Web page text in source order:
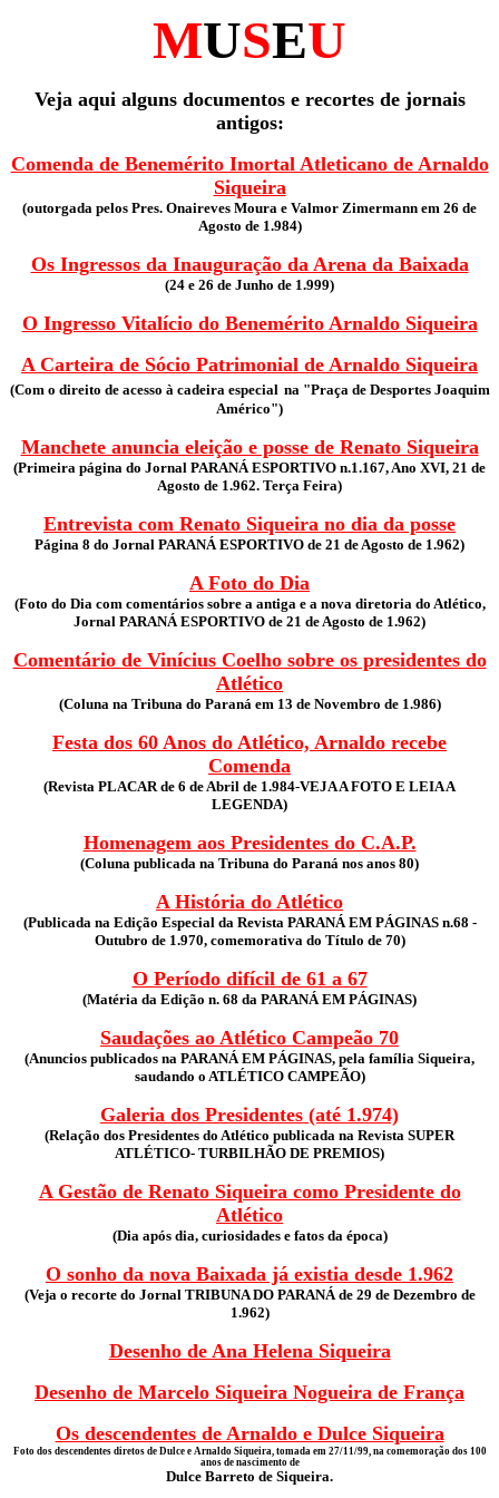
MUSEU
Veja aqui alguns documentos e recortes de jornais
antigos:
Comenda de Benemérito Imortal Atleticano de Arnaldo
Siqueira
(outorgada pelos Pres. Onaireves Moura e Valmor Zimermann em 26 de
Agosto de 1.984)
Os Ingressos da Inauguração da Arena da Baixada
(24 e 26 de Junho de 1.999)
O Ingresso Vitalício do Benemérito Arnaldo Siqueira
A Carteira de Sócio Patrimonial de Arnaldo Siqueira
(Com o direito de acesso à cadeira especial na "Praça de Desportes Joaquim
Américo")
Manchete anuncia eleição e posse de Renato Siqueira
(Primeira página do Jornal PARANÁ ESPORTIVO n.1.167, Ano XVI, 21 de
Agosto de 1.962. Terça Feira)
Entrevista com Renato Siqueira no dia da posse
Página 8 do Jornal PARANÁ ESPORTIVO de 21 de Agosto de 1.962)
A Foto do Dia
(Foto do Dia com comentários sobre a antiga e a nova diretoria do Atlético,
Jornal PARANÁ ESPORTIVO de 21 de Agosto de 1.962)
Comentário de Vinícius Coelho sobre os presidentes do
Atlético
(Coluna na Tribuna do Paraná em 13 de Novembro de 1.986)
Festa dos 60 Anos do Atlético, Arnaldo recebe
Comenda
(Revista PLACAR de 6 de Abril de 1.984-VEJA A FOTO E LEIA A
LEGENDA)
Homenagem aos Presidentes do C.A.P.
(Coluna publicada na Tribuna do Paraná nos anos 80)
A História do Atlético
(Publicada na Edição Especial da Revista PARANÁ EM PÁGINAS n.68 -
Outubro de 1.970, comemorativa do Título de 70)
O Período difícil de 61 a 67
(Matéria da Edição n. 68 da PARANÁ EM PÁGINAS)
Saudações ao Atlético Campeão 70
(Anuncios publicados na PARANÁ EM PÁGINAS, pela família Siqueira,
saudando o ATLÉTICO CAMPEÃO)
Galeria dos Presidentes (até 1.974)
(Relação dos Presidentes do Atlético publicada na Revista SUPER
ATLÉTICO- TURBILHÃO DE PREMIOS)
A Gestão de Renato Siqueira como Presidente do
Atlético
(Dia após dia, curiosidades e fatos da época)
O sonho da nova Baixada já existia desde 1.962
(Veja o recorte do Jornal TRIBUNA DO PARANÁ de 29 de Dezembro de
1.962)
Desenho de Ana Helena Siqueira
Desenho de Marcelo Siqueira Nogueira de França
Os descendentes de Arnaldo e Dulce Siqueira
Foto dos descendentes diretos de Dulce e Arnaldo Siqueira, tomada em 27/11/99, na comemoração dos 100
anos de nascimento de
Dulce Barreto de Siqueira.